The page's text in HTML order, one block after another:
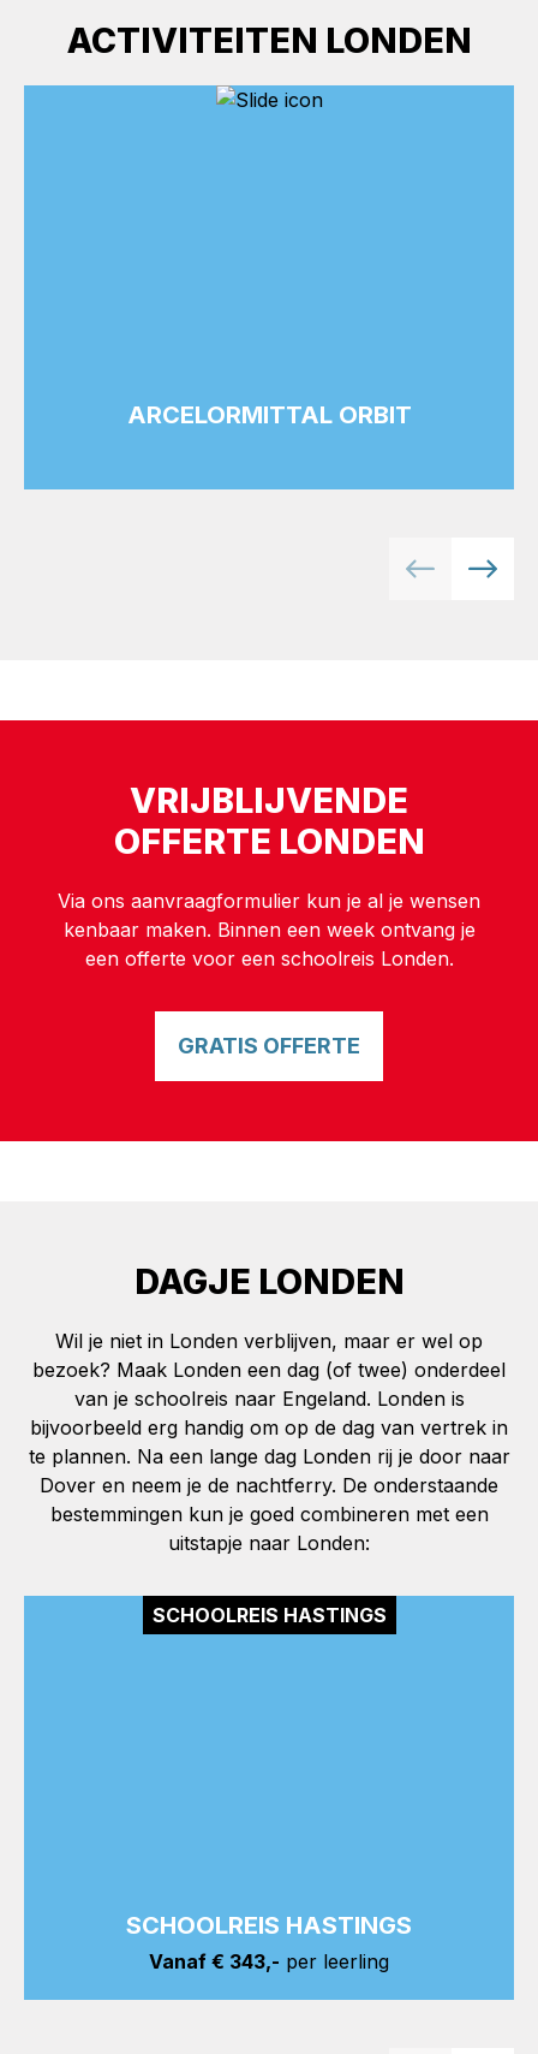
ACTIVITEITEN LONDEN
ARCELORMITTAL ORBIT
VRIJBLIJVENDE
OFFERTE LONDEN
Via ons aanvraagformulier kun je al je wensen
kenbaar maken. Binnen een week ontvang je
een offerte voor een schoolreis Londen.
GRATIS OFFERTE
DAGJE LONDEN
Wil je niet in Londen verblijven, maar er wel op
bezoek? Maak Londen een dag (of twee) onderdeel
van je schoolreis naar Engeland. Londen is
bijvoorbeeld erg handig om op de dag van vertrek in
te plannen. Na een lange dag Londen rij je door naar
Dover en neem je de nachtferry. De onderstaande
bestemmingen kun je goed combineren met een
uitstapje naar Londen:
SCHOOLREIS HASTINGS
SCHOOLREIS HASTINGS
Vanaf € 343,- per leerling